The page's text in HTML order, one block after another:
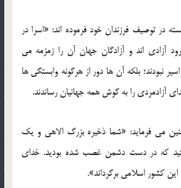
در توصیف فرزندان خود فرموده اند: «اسرا در
آزادی اند و آزادگان جهان آن را زمزمه می
نبودند؛ بلکه آن ها دور از هرگونه وابستگی ها
آزادمردی را به گوش همه جهانیان رساندند.
می فرماید: «شما ذخیره بزرگ الاهی و یک
که در دست دشمن غصب شده بودید. خدای
کشور اسلامی برگرداند».